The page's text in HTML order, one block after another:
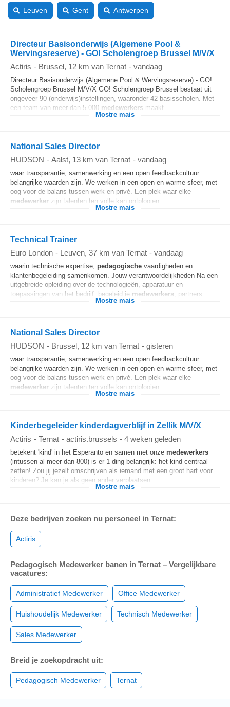
Leuven Gent Antwerpen
Directeur Basisonderwijs (Algemene Pool &
Wervingsreserve) - GO! Scholengroep Brussel M/V/X
Actiris - Brussel, 12 km van Ternat - vandaag
Directeur Basisonderwijs (Algemene Pool & Wervingsreserve) - GO!
Scholengroep Brussel M/V/X GO! Scholengroep Brussel bestaat uit
ongeveer 90 (onderwijs)instellingen, waaronder 42 basisscholen. Met
een team van meer dan 5.000 medewerkers maakt...
Mostre mais
National Sales Director
HUDSON - Aalst, 13 km van Ternat - vandaag
waar transparantie, samenwerking en een open feedbackcultuur
belangrijke waarden zijn. We werken in een open en warme sfeer, met
oog voor de balans tussen werk en privé. Een plek waar elke
medewerker zijn talenten ten volle kan ontplooien...
Mostre mais
Technical Trainer
Euro London - Leuven, 37 km van Ternat - vandaag
waarin technische expertise, pedagogische vaardigheden en
klantenbegeleiding samenkomen. Jouw verantwoordelijkheden Na een
uitgebreide opleiding over de technologieën, apparatuur en
toepassingen van het bedrijf, begeleid je medewerkers , partners...
Mostre mais
National Sales Director
HUDSON - Brussel, 12 km van Ternat - gisteren
waar transparantie, samenwerking en een open feedbackcultuur
belangrijke waarden zijn. We werken in een open en warme sfeer, met
oog voor de balans tussen werk en privé. Een plek waar elke
medewerker zijn talenten ten volle kan ontplooien...
Mostre mais
Kinderbegeleider kinderdagverblijf in Zellik M/V/X
Actiris - Ternat - actiris.brussels - 4 weken geleden
betekent 'kind' in het Esperanto en samen met onze medewerkers
(intussen al meer dan 800) is er 1 ding belangrijk: het kind centraal
zetten! Zou jij jezelf omschrijven als iemand met een groot hart voor
kinderen? Je kan je als geen ander verplaatsen...
Mostre mais
Deze bedrijven zoeken nu personeel in Ternat:
Actiris
Pedagogisch Medewerker banen in Ternat – Vergelijkbare
vacatures:
Administratief Medewerker Office Medewerker
Huishoudelijk Medewerker Technisch Medewerker
Sales Medewerker
Breid je zoekopdracht uit:
Pedagogisch Medewerker Ternat